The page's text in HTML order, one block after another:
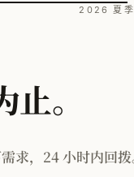
2026 夏
。
求，24 小时内回